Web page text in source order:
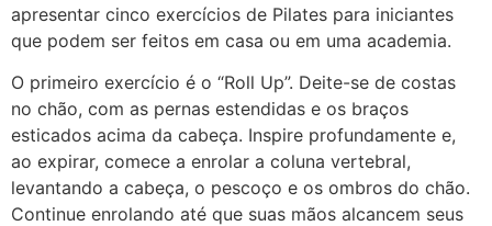
apresentar cinco exercícios de Pilates para iniciantes
que podem ser feitos em casa ou em uma academia.
O primeiro exercício é o “Roll Up”. Deite-se de costas
no chão, com as pernas estendidas e os braços
esticados acima da cabeça. Inspire profundamente e,
ao expirar, comece a enrolar a coluna vertebral,
levantando a cabeça, o pescoço e os ombros do chão.
Continue enrolando até que suas mãos alcancem seus